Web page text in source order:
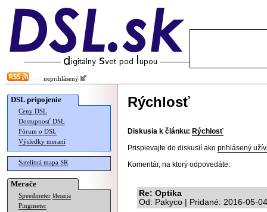
neprihlásený
DSL pripojenie
Ceny DSL
Dostupnosť DSL
Fórum o DSL
Výsledky meraní
Satelitná mapa SR
Merače
Speedmeter Merania
Pingmeter
Rýchlosť
Diskusia k článku: Rýchlosť
Prispievajte do diskusií ako prihlásený
Komentár, na ktorý odpovedáte:
Re: Optika
Od: Pakyco | Pridané: 2016-05-